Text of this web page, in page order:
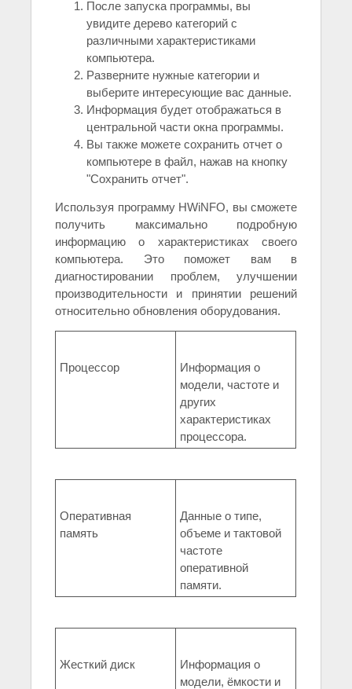
После запуска программы, вы
увидите дерево категорий с
различными характеристиками
компьютера.
Разверните нужные категории и
выберите интересующие вас данные.
Информация будет отображаться в
центральной части окна программы.
Вы также можете сохранить отчет о
компьютере в файл, нажав на кнопку
"Сохранить отчет".
Используя программу HWiNFO, вы сможете
получить максимально подробную
информацию о характеристиках своего
компьютера. Это поможет вам в
диагностировании проблем, улучшении
производительности и принятии решений
относительно обновления оборудования.
Процессор
Информация о
модели, частоте и
других
характеристиках
процессора.
Оперативная
память
Данные о типе,
объеме и тактовой
частоте
оперативной
памяти.
Жесткий диск
Информация о
модели, ёмкости и